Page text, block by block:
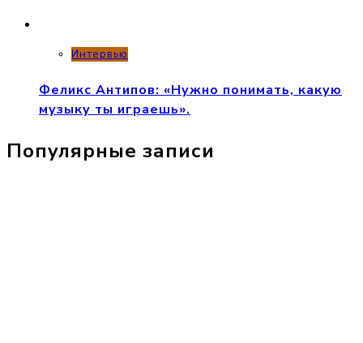
Интервью
Феликс Антипов: «Нужно понимать, какую
музыку ты играешь».
Популярные записи